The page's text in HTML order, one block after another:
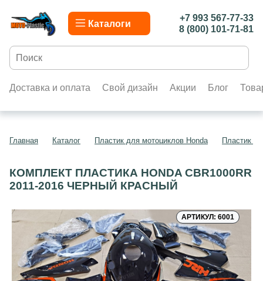
Каталоги
+7 993 567-77-33
8 (800) 101-71-81
Доставка и оплата Свой дизайн Акции Блог
Главная Каталог Пластик для мотоциклов Honda Пластик
КОМПЛЕКТ ПЛАСТИКА HONDA CBR1000RR
2011-2016 ЧЕРНЫЙ КРАСНЫЙ
АРТИКУЛ: 6001